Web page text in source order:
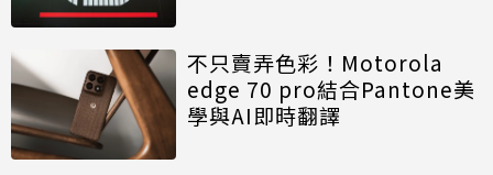
不只賣弄色彩！Motorola
edge 70 pro結合Pantone美
學與AI即時翻譯